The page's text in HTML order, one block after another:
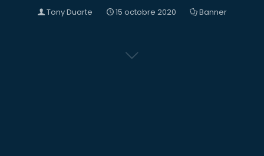
Tony Duarte 15 octobre 2020 Banner